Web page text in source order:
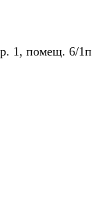
1, помещ. 6/1п